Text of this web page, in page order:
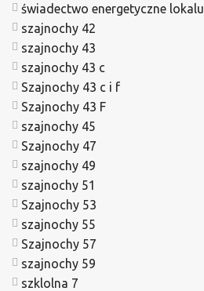
świadectwo energetyczne lokalu
szajnochy 42
szajnochy 43
szajnochy 43 c
Szajnochy 43 c i f
Szajnochy 43 F
szajnochy 45
Szajnochy 47
szajnochy 49
szajnochy 51
Szajnochy 53
szajnochy 55
Szajnochy 57
szajnochy 59
szklolna 7